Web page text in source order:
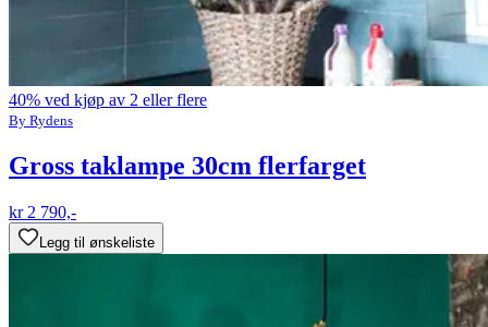
40% ved kjøp av 2 eller flere
By Rydens
Gross taklampe 30cm flerfarget
kr 2 790,-
Legg til ønskeliste